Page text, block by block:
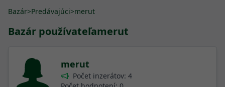
Bazár>Predávajúci>merut
Bazár používateľamerut
merut
Počet inzerátov: 4